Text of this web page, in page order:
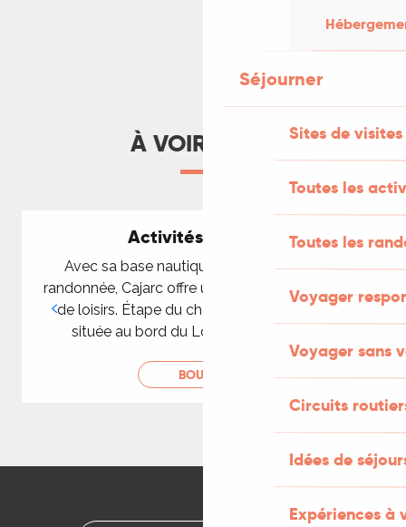
Séjourner
Sites de visites
Toutes les
Toutes les
Voyager
Voyager sans
Circuits
Idées de
Expériences à
À VOIR AUSSI
Activités à Cajarc
Avec sa base nautique ou ses chemins de
randonnée, Cajarc offre une multitude d’activités
de loisirs. Étape du chemin de St Jacques et
située au bord du Lot, cette petite cité...
BOUGER